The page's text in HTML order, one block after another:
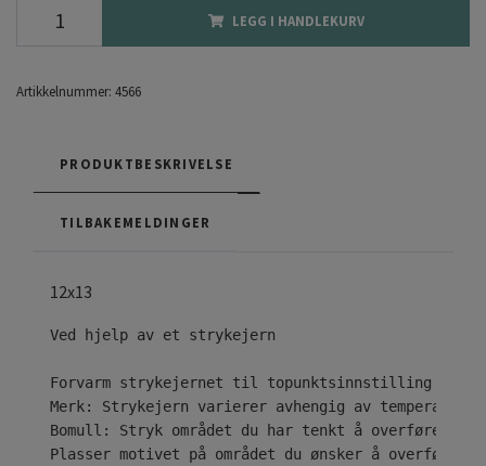
LEGG I HANDLEKURV
Artikkelnummer: 4566
PRODUKTBESKRIVELSE
TILBAKEMELDINGER
12x13
Ved hjelp av et strykejern
Forvarm strykejernet til topunktsinnstilling ( • •
Merk: Strykejern varierer avhengig av
Bomull: Stryk området du har tenkt å overføre
Plasser motivet på området du ønsker å overføre